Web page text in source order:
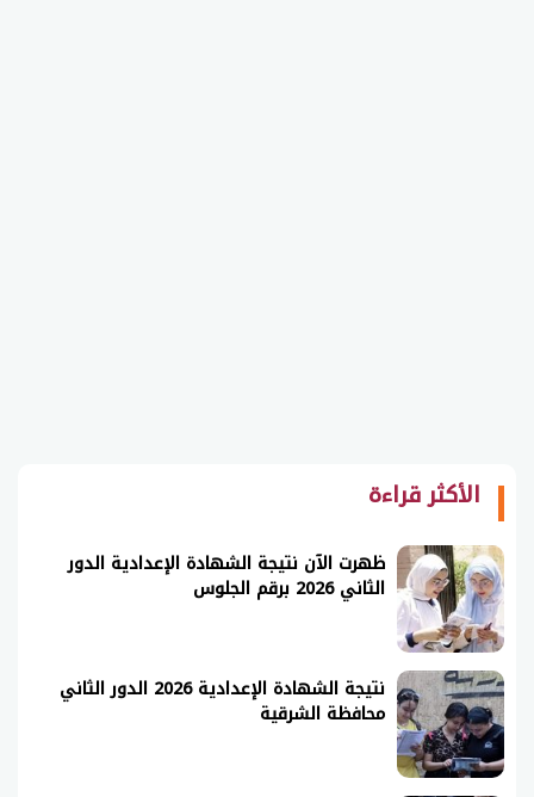
الأكثر قراءة
ظهرت الآن نتيجة الشهادة الإعدادية الدور
الثاني 2026 برقم الجلوس
نتيجة الشهادة الإعدادية 2026 الدور الثاني
محافظة الشرقية